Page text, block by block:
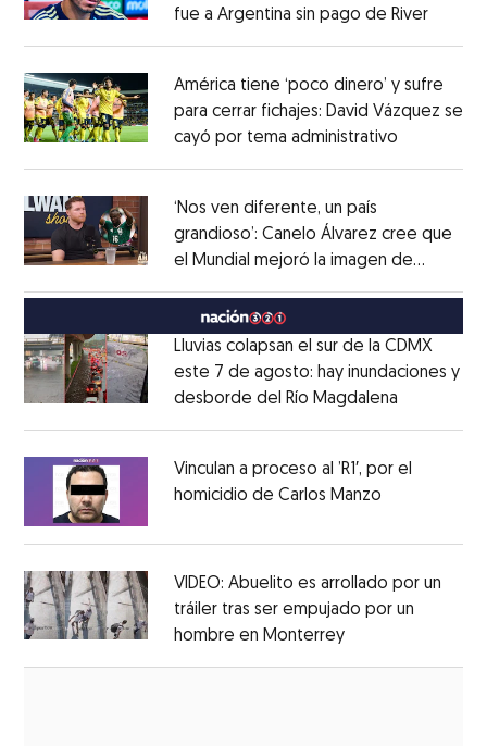
fue a Argentina sin pago de RiverOpens
América tiene ‘poco dinero’ y sufre
para cerrar fichajes: David Vázquez se
cayó por tema administrativo
‘Nos ven diferente, un país
grandioso’: Canelo Álvarez cree que
el Mundial mejoró la imagen de
MéxicoOpens in new window
Lluvias colapsan el sur de la CDMX
este 7 de agosto: hay inundaciones y
desborde del Río Magdalena
Vinculan a proceso al ’R1′, por el
homicidio de Carlos Manzo
VIDEO: Abuelito es arrollado por un
tráiler tras ser empujado por un
hombre en MonterreyOpens in new